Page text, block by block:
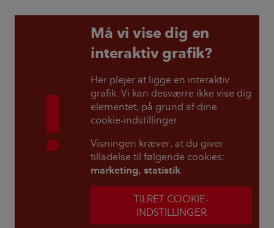
Må vi vise dig en
interaktiv grafik?
Her plejer at ligge en interaktiv
grafik. Vi kan desværre ikke vise dig
elementet, på grund af dine
cookie-indstillinger.
Visningen kræver, at du giver
tilladelse til følgende cookies:
marketing, statistik.
TILRET COOKIE-
INDSTILLINGER